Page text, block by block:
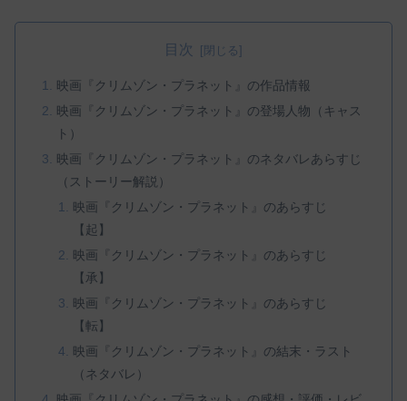
目次
映画『クリムゾン・プラネット』の作品情報
映画『クリムゾン・プラネット』の登場人物（キャス
ト）
映画『クリムゾン・プラネット』のネタバレあらすじ
（ストーリー解説）
映画『クリムゾン・プラネット』のあらすじ
【起】
映画『クリムゾン・プラネット』のあらすじ
【承】
映画『クリムゾン・プラネット』のあらすじ
【転】
映画『クリムゾン・プラネット』の結末・ラスト
（ネタバレ）